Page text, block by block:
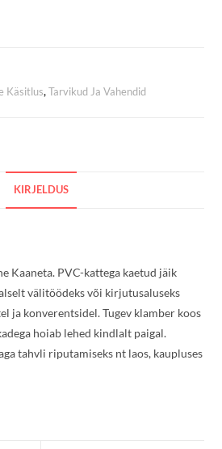
Käsitlus,Tarvikud Ja Vahendid
KIRJELDUS
Kaaneta. PVC-kattega kaetud jäik
välitöödeks või kirjutusaluseks
ja konverentsidel. Tugev klamber koos
hoiab lehed kindlalt paigal.
tahvli riputamiseks nt laos, kaupluses